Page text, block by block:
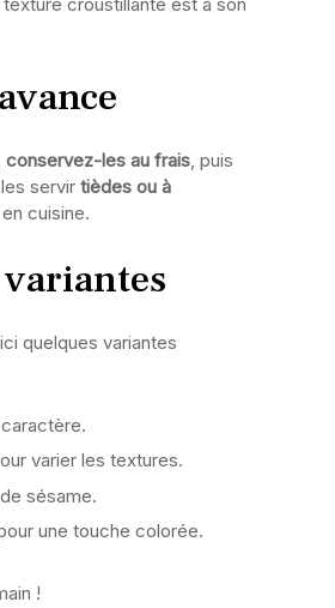
conservez-les au frais , puis
servir tièdes ou à
cuisine.
variantes
quelques variantes
varier les textures.
sésame.
une touche colorée.
!